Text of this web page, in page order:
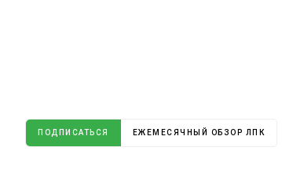
ПОДПИСАТЬСЯ ЕЖЕМЕСЯЧНЫЙ ОБЗОР ЛПК